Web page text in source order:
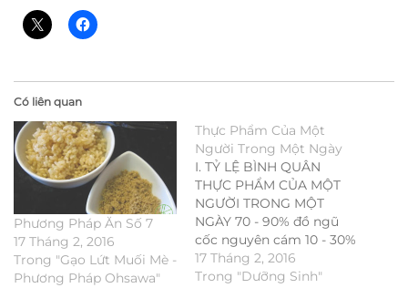
Có liên quan
Phương Pháp Ăn Số 7
17 Tháng 2, 2016
Trong "Gạo Lứt Muối Mè -
Phương Pháp Ohsawa"
Thực Phẩm Của Một
Người Trong Một Ngày
I. TỶ LỆ BÌNH QUÂN
THỰC PHẨM CỦA MỘT
NGƯỜI TRONG MỘT
NGÀY 70 - 90% đồ ngũ
cốc nguyên cám 10 - 30%
rau củ xào, kho và hấp 1.
Ngũ cốc gồm: Lúa mì,
17 Tháng 2, 2016
Trong "Dưỡng Sinh"